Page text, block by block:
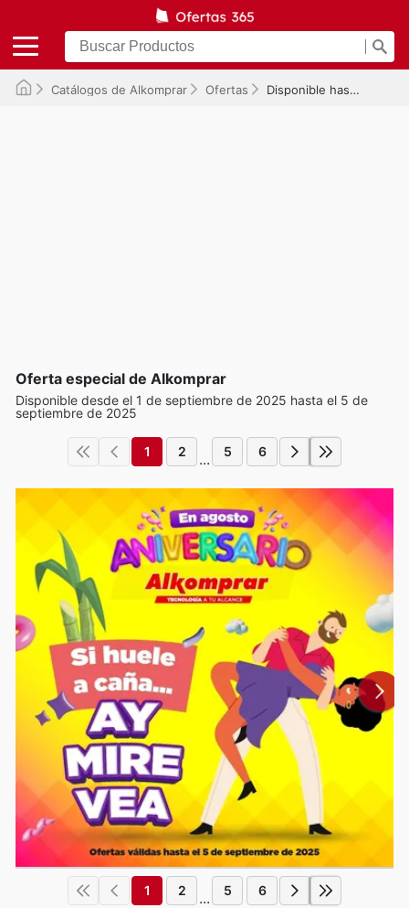
Catálogos de Alkomprar Ofertas Disponible hasta el 05/09/2025
Oferta especial de Alkomprar
Disponible desde el 1 de septiembre de 2025 hasta el 5 de
septiembre de 2025
1 2 ... 5 6
1 2 ... 5 6